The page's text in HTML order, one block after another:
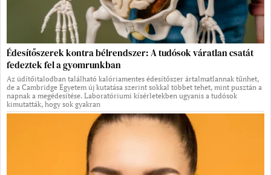
Édesítőszerek kontra bélrendszer: A tudósok váratlan csatát
fedeztek fel a gyomrunkban
Az üdítőitalodban található kalóriamentes édesítőszer ártalmatlannak tűnhet,
de a Cambridge Egyetem új kutatása szerint sokkal többet tehet, mint pusztán a
napnak a megédesítése. Laboratóriumi kísérletekben ugyanis a tudósok
kimutatták, hogy sok gyakran